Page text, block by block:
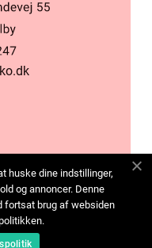
huske dine indstillinger,
og annoncer. Denne
fortsat brug af websiden